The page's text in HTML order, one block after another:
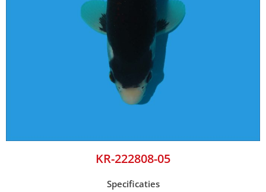
KR-222808-05
Specificaties